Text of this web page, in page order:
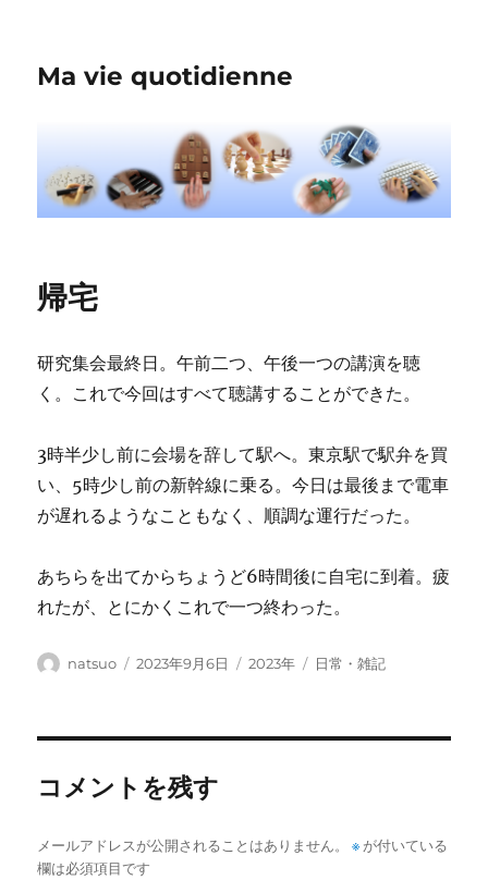
Ma vie quotidienne
帰宅
研究集会最終日。午前二つ、午後一つの講演を聴
く。これで今回はすべて聴講することができた。
3時半少し前に会場を辞して駅へ。東京駅で駅弁を買
い、5時少し前の新幹線に乗る。今日は最後まで電車
が遅れるようなこともなく、順調な運行だった。
あちらを出てからちょうど6時間後に自宅に到着。疲
れたが、とにかくこれで一つ終わった。
投
natsuo
投
2023年9月6日
カ
2023年
タ
日常・雑記
コメントを残す
メールアドレスが公開されることはありません。 ※が付いている
欄は必須項目です